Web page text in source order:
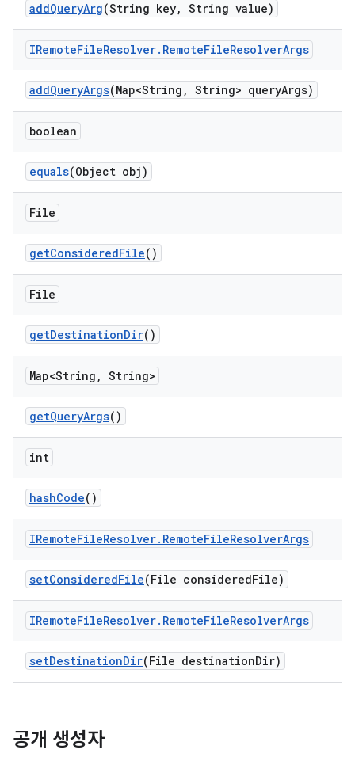
addQueryArg(String key, String value)
IRemoteFileResolver. RemoteFileResolverArgs
addQueryArgs(Map<String , String> queryArgs)
boolean
equals(Object obj)
File
getConsideredFile()
File
getDestinationDir()
Map<String , String>
getQueryArgs()
int
hashCode()
IRemoteFileResolver. RemoteFileResolverArgs
setConsideredFile(File consideredFile)
IRemoteFileResolver. RemoteFileResolverArgs
setDestinationDir(File destinationDir)
공개 생성자